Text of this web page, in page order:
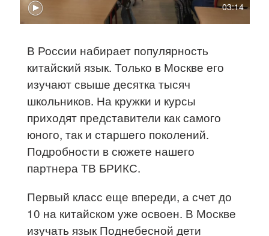
03:14
В России набирает популярность
китайский язык. Только в Москве его
изучают свыше десятка тысяч
школьников. На кружки и курсы
приходят представители как самого
юного, так и старшего поколений.
Подробности в сюжете нашего
партнера ТВ БРИКС.
Первый класс еще впереди, а счет до
10 на китайском уже освоен. В Москве
изучать язык Поднебесной дети